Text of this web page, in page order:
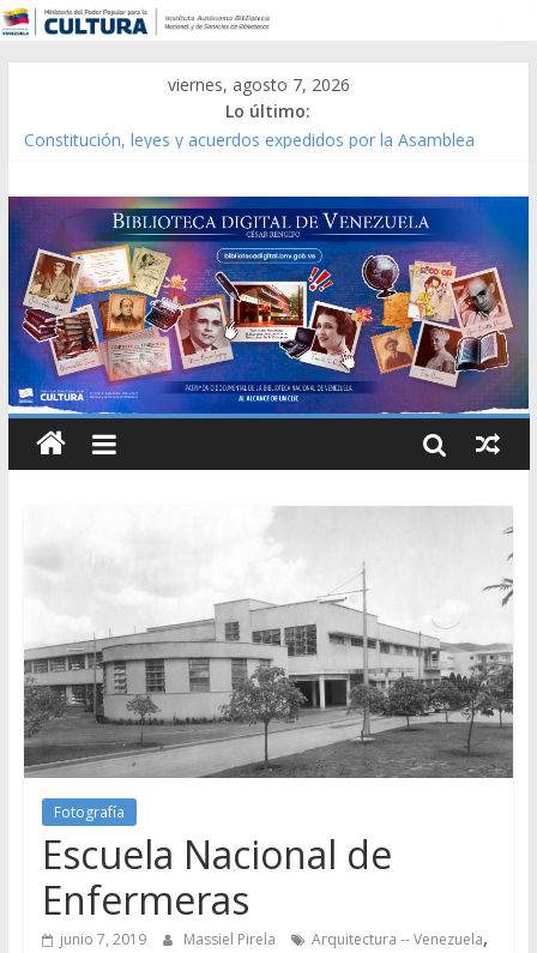
viernes, agosto 7, 2026
Lo último:
Catálogo temático de obras de Modesta Bor
Constitución, leyes y acuerdos expedidos por la Asamblea
Una Parálisis [material gráfico]
Modesta Bor Sánchez [material gráfico]
Gaceta Oficial de la República de Venezuela año CXXXIII Mes V,
Caracas 09 de marzo de 2006 N° 38.394
Fotografía
Escuela Nacional de
Enfermeras
junio 7, 2019 Massiel Pirela Arquitectura -- Venezuela,